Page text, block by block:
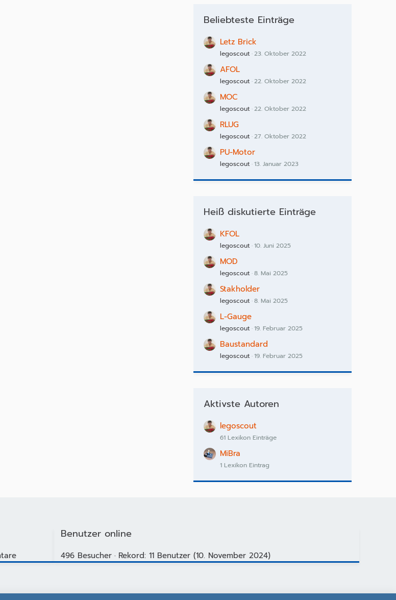
Beliebteste Einträge
Letz Brick
legoscout 23. Oktober 2022
AFOL
legoscout 22. Oktober 2022
MOC
legoscout 22. Oktober 2022
RLUG
legoscout 27. Oktober 2022
PU-Motor
legoscout 13. Januar 2023
Heiß diskutierte Einträge
KFOL
legoscout 10. Juni 2025
MOD
legoscout 8. Mai 2025
Stakholder
legoscout 8. Mai 2025
L-Gauge
legoscout 19. Februar 2025
Baustandard
legoscout 19. Februar 2025
Aktivste Autoren
legoscout
61 Lexikon Einträge
MiBra
1 Lexikon Eintrag
Benutzer online
496 Besucher Rekord: 11 Benutzer (10. November 2024)